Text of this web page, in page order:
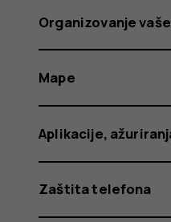
Organizovanje
Mape
Aplikacije,
Zaštita telefona